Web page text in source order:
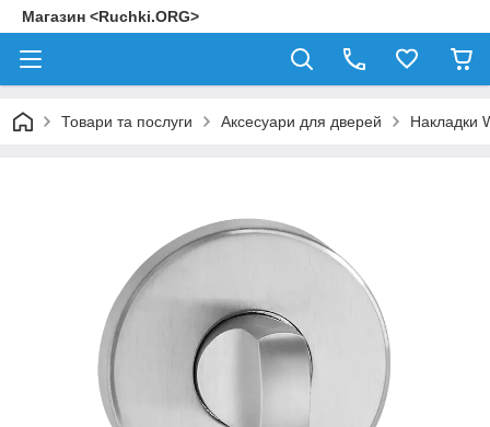
Магазин <Ruchki.ORG>
Товари та послуги Аксесуари для дверей Накладки